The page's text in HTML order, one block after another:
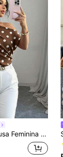
Assimétrico, Plissada e Estampa de Poá